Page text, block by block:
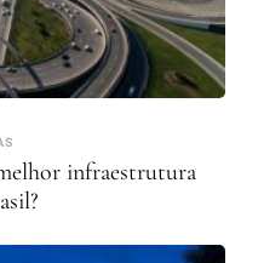
infraestrutura